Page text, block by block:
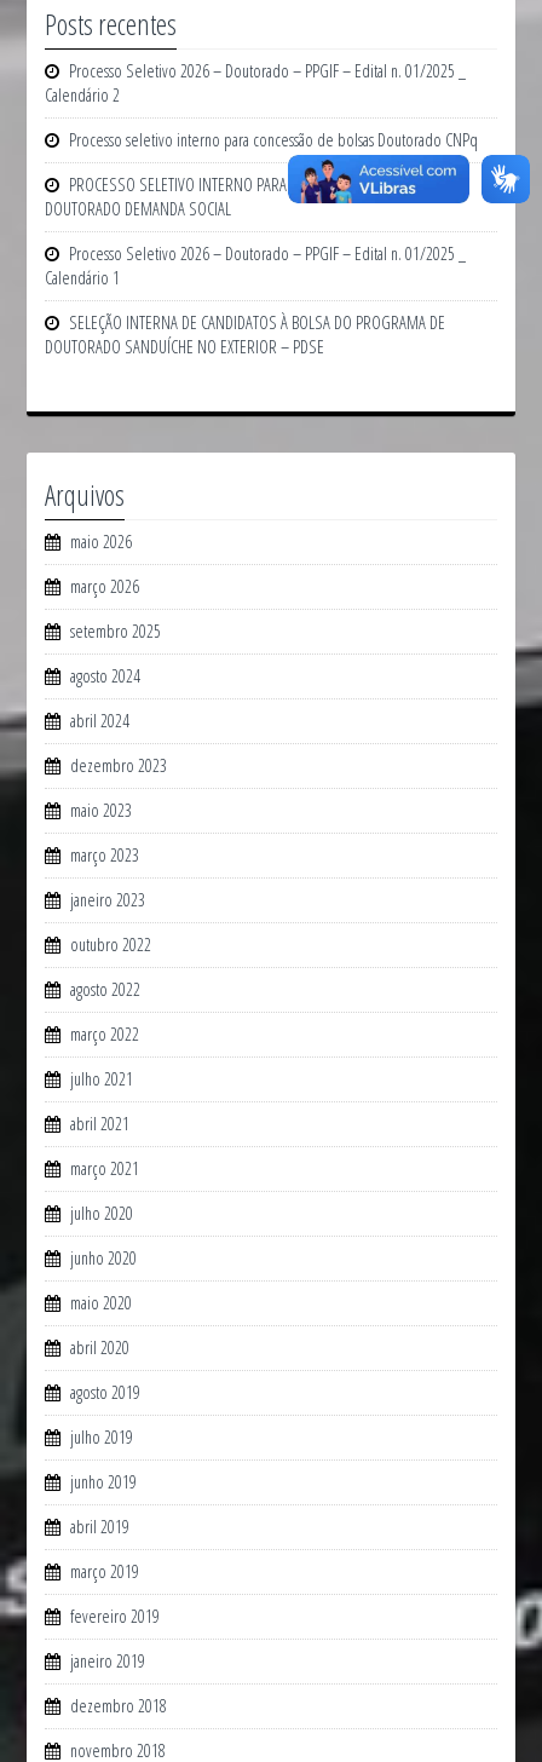
Posts recentes
Processo Seletivo 2026 – Doutorado – PPGIF – Edital n. 01/2025 _
Calendário 2
Processo seletivo interno para concessão de bolsas Doutorado CNPq
PROCESSO SELETIVO INTERNO PARA CONCESSÃO DE BOLSAS DE
DOUTORADO DEMANDA SOCIAL
Processo Seletivo 2026 – Doutorado – PPGIF – Edital n. 01/2025 _
Calendário 1
SELEÇÃO INTERNA DE CANDIDATOS À BOLSA DO PROGRAMA DE
DOUTORADO SANDUÍCHE NO EXTERIOR – PDSE
Arquivos
maio 2026
março 2026
setembro 2025
agosto 2024
abril 2024
dezembro 2023
maio 2023
março 2023
janeiro 2023
outubro 2022
agosto 2022
março 2022
julho 2021
abril 2021
março 2021
julho 2020
junho 2020
maio 2020
abril 2020
agosto 2019
julho 2019
junho 2019
abril 2019
março 2019
fevereiro 2019
janeiro 2019
dezembro 2018
novembro 2018